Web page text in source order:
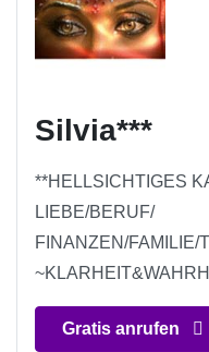
Silvia***
**HELLSICHTIGES
LIEBE/BERUF/
FINANZEN/FAMILIE/
Gratis anrufen